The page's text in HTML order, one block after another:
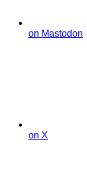
on Mastodon
on X